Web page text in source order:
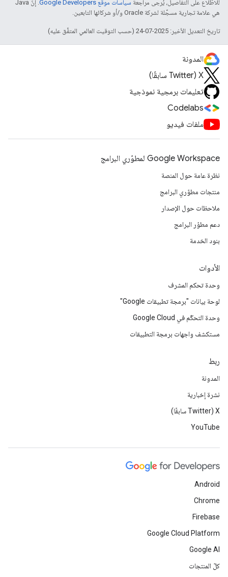
للاطّلاع على التفاصيل، يُرجى مراجعة سياسات موقع Google Developers‏
. إنّ Java
هي علامة تجارية مسجَّلة لشركة Oracle و/أو شركائها التابعين.
تاريخ التعديل الأخير: 2025-07-24 (حسب التوقيت العالمي المتفَّق عليه)
المدونة
‫X ‏(Twitter سابقًا)
تعليمات برمجية نموذجية
Codelabs
ملفات فيديو
Google Workspace لمطوّري البرامج
نظرة عامة حول المنصة
منتجات مطوّري البرامج
ملاحظات حول الإصدار
دعم مطوّر البرامج
بنود الخدمة
الأدوات
وحدة تحكم المشرف
لوحة بيانات "برمجة تطبيقات Google"
وحدة التحكّم في Google Cloud
مستكشف واجهات برمجة التطبيقات
ربط
المدونة
نشرة إخبارية
‫X ‏(Twitter سابقًا)
YouTube
Android
Chrome
Firebase
Google Cloud Platform
Google AI
كلّ المنتجات